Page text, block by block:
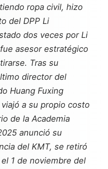
ropa civil, hizo
del DPP Li
dos veces por Li
asesor estratégico
Tras su
director del
Huang Fuxing
a su propio costo
de la Academia
anunció su
del KMT, se retiró
1 de noviembre del